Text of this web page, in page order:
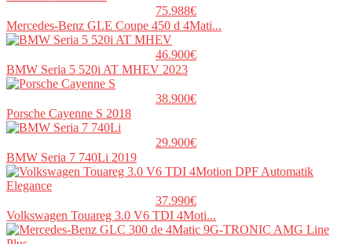
75.988€
Mercedes-Benz GLE Coupe 450 d 4Mati...
46.900€
BMW Seria 5 520i AT MHEV 2023
38.900€
Porsche Cayenne S 2018
29.900€
BMW Seria 7 740Li 2019
37.990€
Volkswagen Touareg 3.0 V6 TDI 4Moti...